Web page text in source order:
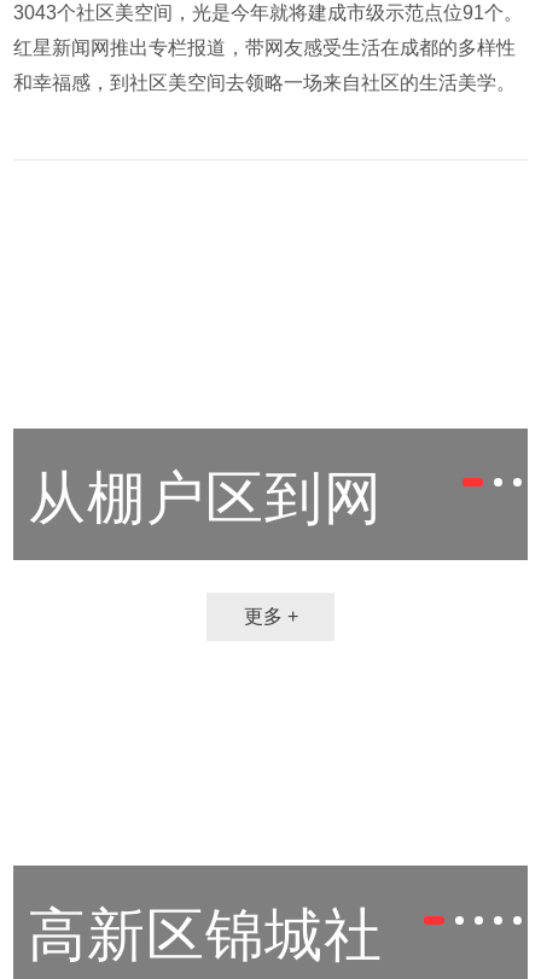
3043个社区美空间，光是今年就将建成市级示范点位91个。
红星新闻网推出专栏报道，带网友感受生活在成都的多样性
和幸福感，到社区美空间去领略一场来自社区的生活美学。
从棚户区到网
红酒店 社区美
市美的范本？
更多 +
高新区锦城社